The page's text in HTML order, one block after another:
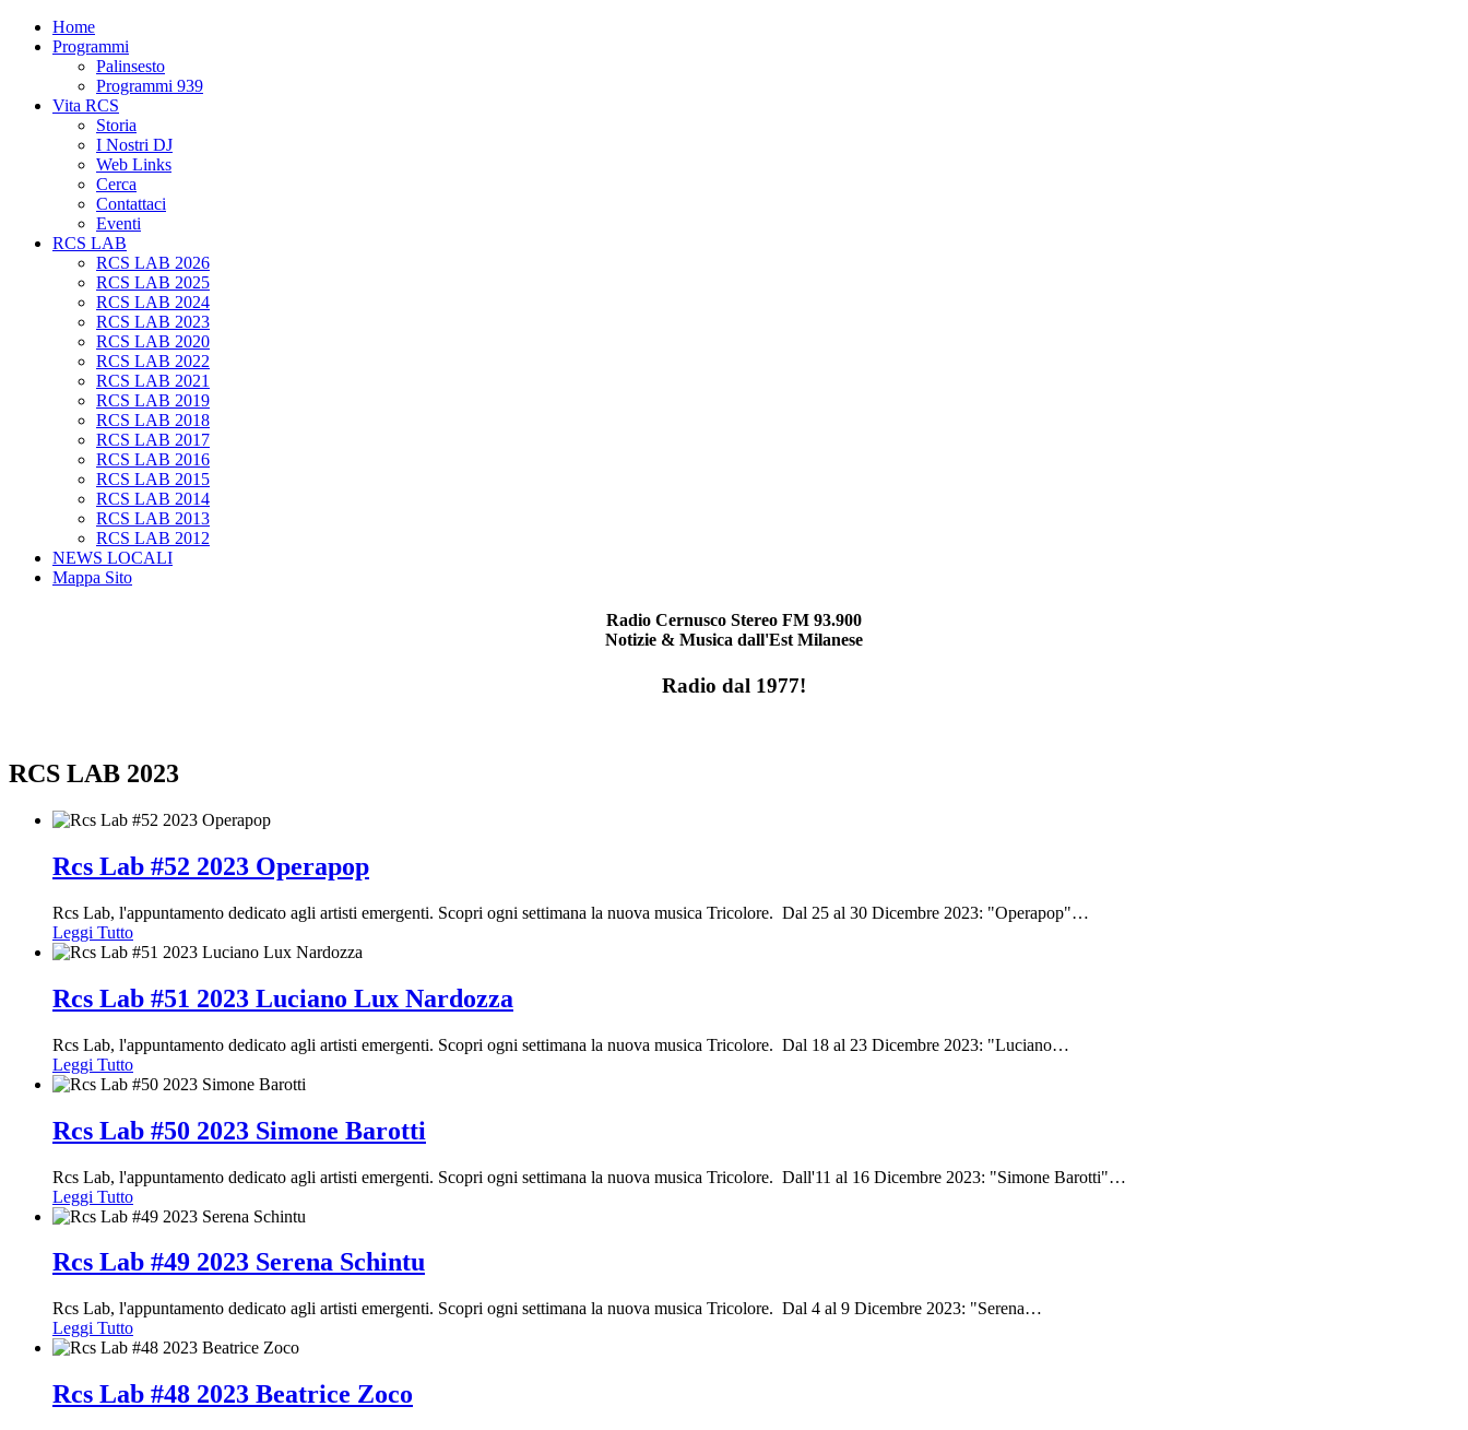
Home
Programmi
Palinsesto
Programmi 939
Vita RCS
Storia
I Nostri DJ
Web Links
Cerca
Contattaci
Eventi
RCS LAB
RCS LAB 2026
RCS LAB 2025
RCS LAB 2024
RCS LAB 2023
RCS LAB 2020
RCS LAB 2022
RCS LAB 2021
RCS LAB 2019
RCS LAB 2018
RCS LAB 2017
RCS LAB 2016
RCS LAB 2015
RCS LAB 2014
RCS LAB 2013
RCS LAB 2012
NEWS LOCALI
Mappa Sito
Radio Cernusco Stereo FM 93.900
Notizie & Musica dall'Est Milanese
Radio dal 1977!
RCS LAB 2023
Rcs Lab #52 2023 Operapop
Rcs Lab, l'appuntamento dedicato agli artisti emergenti. Scopri ogni settimana la nuova musica Tricolore. Dal 25 al 30 Dicembre 2023: "Operapop"…
Leggi Tutto
Rcs Lab #51 2023 Luciano Lux Nardozza
Rcs Lab, l'appuntamento dedicato agli artisti emergenti. Scopri ogni settimana la nuova musica Tricolore. Dal 18 al 23 Dicembre 2023: "Luciano…
Leggi Tutto
Rcs Lab #50 2023 Simone Barotti
Rcs Lab, l'appuntamento dedicato agli artisti emergenti. Scopri ogni settimana la nuova musica Tricolore. Dall'11 al 16 Dicembre 2023: "Simone Barotti"…
Leggi Tutto
Rcs Lab #49 2023 Serena Schintu
Rcs Lab, l'appuntamento dedicato agli artisti emergenti. Scopri ogni settimana la nuova musica Tricolore. Dal 4 al 9 Dicembre 2023: "Serena…
Leggi Tutto
Rcs Lab #48 2023 Beatrice Zoco